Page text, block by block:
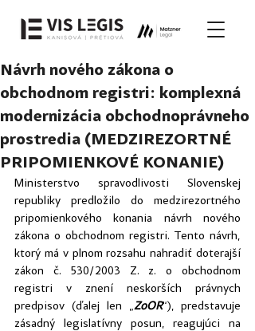
Návrh nového zákona o
obchodnom registri: komplexná
modernizácia obchodnoprávneho
prostredia (MEDZIREZORTNÉ
PRIPOMIENKOVÉ KONANIE)
Ministerstvo spravodlivosti Slovenskej
republiky predložilo do medzirezortného
pripomienkového konania návrh nového
zákona o obchodnom registri. Tento návrh,
ktorý má v plnom rozsahu nahradiť doterajší
zákon č. 530/2003 Z. z. o obchodnom
registri v znení neskorších právnych
predpisov (ďalej len „ZoOR“), predstavuje
zásadný legislatívny posun, reagujúci na